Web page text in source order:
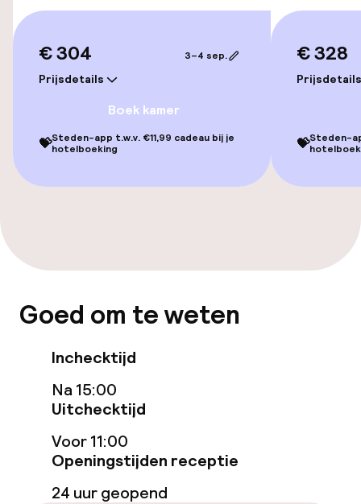
Zoetwater buitenzwembad
Ligstoelen
Parasols
Solarium
Turks stoombad (hamam)
Spa behandelingen
Massage
Fitnessruimte / gym
Entertainment
€ 304
Prijsdetails
3–4 sep.
Boek kamer
💝Steden-app t.w.v. €11,99 cadeau bij je
hotelboeking
€ 328
Prijsdetails
💝Steden-
Goed om te weten
Inchecktijd
Na 15:00
Uitchecktijd
Voor 11:00
Openingstijden receptie
24 uur geopend